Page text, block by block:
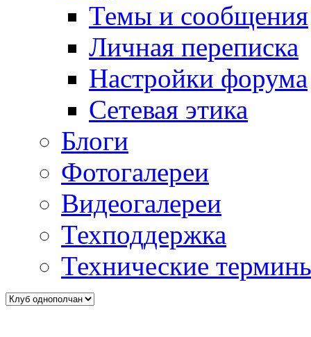
Темы и сообщения
Личная переписка
Настройки форума
Сетевая этика
Блоги
Фотогалереи
Видеогалереи
Техподдержка
Технические